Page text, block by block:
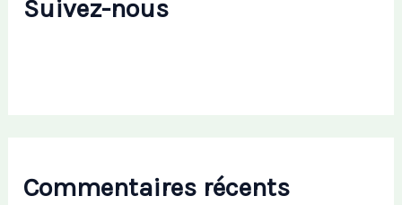
Suivez-nous
Commentaires récents